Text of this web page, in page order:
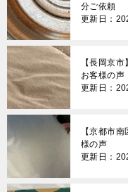
分ご依頼
更新日：
【長岡京
お客様の声
更新日：
【京都市
様の声
更新日：